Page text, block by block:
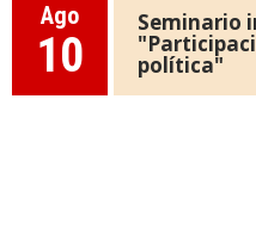
Ago
10
Seminario
política"